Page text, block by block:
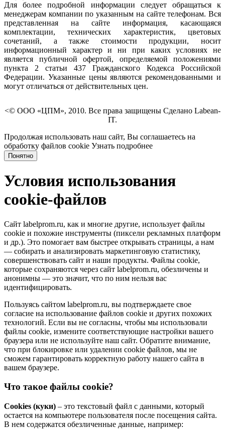
Для более подробной информации следует обращаться к
менеджерам компании по указанным на сайте телефонам. Вся
представленная на сайте информация, касающаяся
комплектации, технических характеристик, цветовых
сочетаний, а также стоимости продукции, носит
информационный характер и ни при каких условиях не
является публичной офертой, определяемой положениями
пункта 2 статьи 437 Гражданского Кодекса Российской
Федерации. Указанные цены являются рекомендованными и
могут отличаться от действительных цен.
<© ООО «ЦПМ», 2010. Все права защищены Сделано Labean-
IT.
Продолжая использовать наш сайт, Вы соглашаетесь на
обработку файлов cookie Узнать подробнее
Понятно
Условия использования
cookie-файлов
Сайт labelprom.ru, как и многие другие, использует файлы
cookie и похожие инструменты (пиксели рекламных платформ
и др.). Это помогает вам быстрее открывать страницы, а нам
— собирать и анализировать маркетинговую статистику,
совершенствовать сайт и наши продукты. Файлы сookie,
которые сохраняются через сайт labelprom.ru, обезличены и
анонимны — это значит, что по ним нельзя вас
идентифицировать.
Пользуясь сайтом labelprom.ru, вы подтверждаете свое
согласие на использование файлов cookie и других похожих
технологий. Если вы не согласны, чтобы мы использовали
файлы cookie, измените соответствующие настройки вашего
браузера или не используйте наш сайт. Обратите внимание,
что при блокировке или удалении cookie файлов, мы не
сможем гарантировать корректную работу нашего сайта в
вашем браузере.
Что такое файлы cookie?
Cookies (куки) – это текстовый файл с данными, который
остается на компьютере пользователя после посещения сайта.
В нем содержатся обезличенные данные, например: